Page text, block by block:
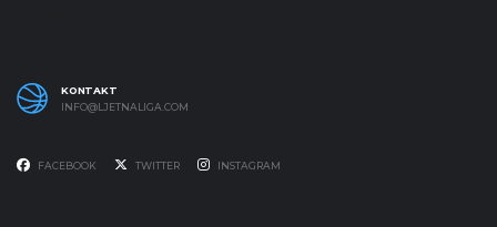
KONTAKT
INFO@LJETNALIGA.COM
FACEBOOK TWITTER INSTAGRAM